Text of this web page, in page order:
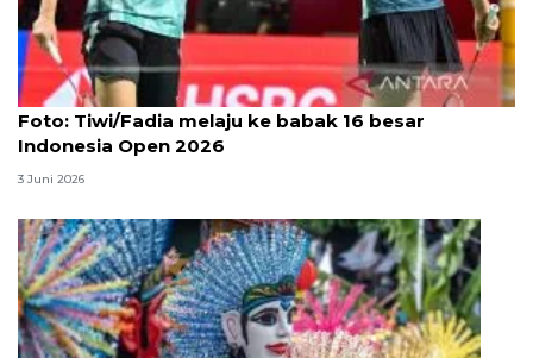
Foto
Foto: Tiwi/Fadia melaju ke babak 16 besar
Indonesia Open 2026
3 Juni 2026